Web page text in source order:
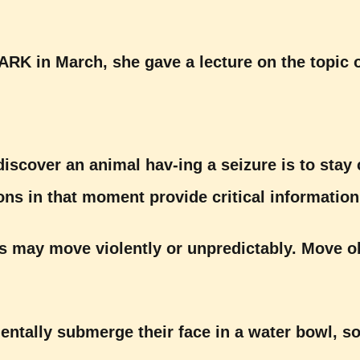
in March, she gave a lecture on the
an animal hav-ing a seizure is to
in that moment provide critical
may move violently or unpredictably. Move
submerge their face in a water bowl,